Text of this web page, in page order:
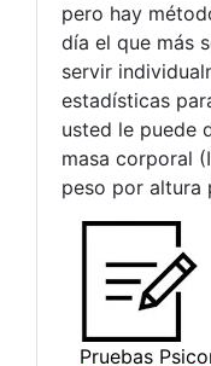
pero hay
día el que más
servir
estadísticas
usted le puede
masa corporal
peso por altura